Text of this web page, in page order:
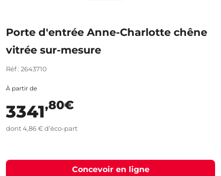
Porte d'entrée Anne-Charlotte chêne
vitrée sur-mesure
Réf : 2643710
À partir de
3341,80€
dont 4,86 € d’éco-part
Concevoir en ligne